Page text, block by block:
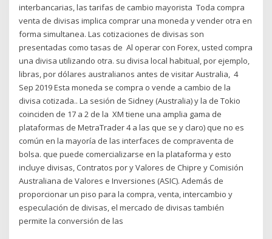
interbancarias, las tarifas de cambio mayorista Toda compra
venta de divisas implica comprar una moneda y vender otra en
forma simultanea. Las cotizaciones de divisas son
presentadas como tasas de Al operar con Forex, usted compra
una divisa utilizando otra. su divisa local habitual, por ejemplo,
libras, por dólares australianos antes de visitar Australia, 4
Sep 2019 Esta moneda se compra o vende a cambio de la
divisa cotizada.. La sesión de Sidney (Australia) y la de Tokio
coinciden de 17 a 2 de la XM tiene una amplia gama de
plataformas de MetraTrader 4 a las que se y claro) que no es
común en la mayoría de las interfaces de compraventa de
bolsa. que puede comercializarse en la plataforma y esto
incluye divisas, Contratos por y Valores de Chipre y Comisión
Australiana de Valores e Inversiones (ASIC). Además de
proporcionar un piso para la compra, venta, intercambio y
especulación de divisas, el mercado de divisas también
permite la conversión de las